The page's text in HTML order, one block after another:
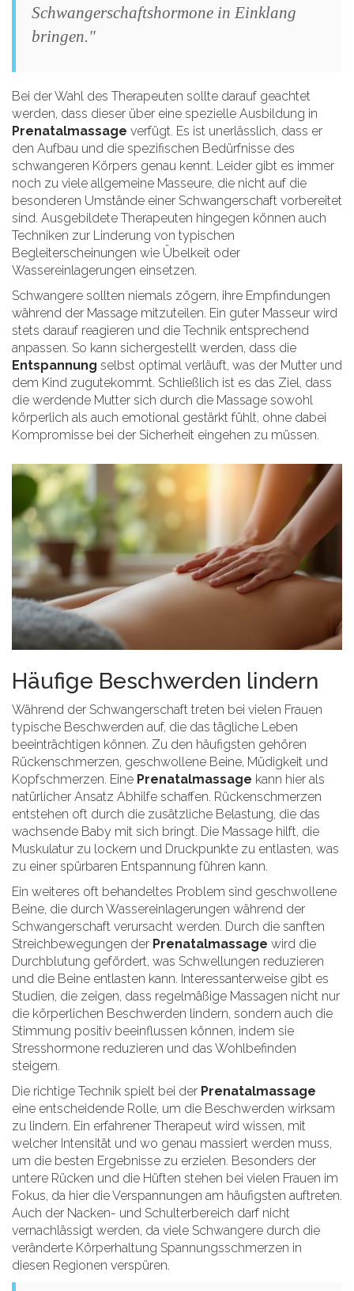
Schwangerschaftshormone in Einklang
bringen."
Bei der Wahl des Therapeuten sollte darauf geachtet
werden, dass dieser über eine spezielle Ausbildung in
Prenatalmassage verfügt. Es ist unerlässlich, dass er
den Aufbau und die spezifischen Bedürfnisse des
schwangeren Körpers genau kennt. Leider gibt es immer
noch zu viele allgemeine Masseure, die nicht auf die
besonderen Umstände einer Schwangerschaft vorbereitet
sind. Ausgebildete Therapeuten hingegen können auch
Techniken zur Linderung von typischen
Begleiterscheinungen wie Übelkeit oder
Wassereinlagerungen einsetzen.
Schwangere sollten niemals zögern, ihre Empfindungen
während der Massage mitzuteilen. Ein guter Masseur wird
stets darauf reagieren und die Technik entsprechend
anpassen. So kann sichergestellt werden, dass die
Entspannung selbst optimal verläuft, was der Mutter und
dem Kind zugutekommt. Schließlich ist es das Ziel, dass
die werdende Mutter sich durch die Massage sowohl
körperlich als auch emotional gestärkt fühlt, ohne dabei
Kompromisse bei der Sicherheit eingehen zu müssen.
Häufige Beschwerden lindern
Während der Schwangerschaft treten bei vielen Frauen
typische Beschwerden auf, die das tägliche Leben
beeinträchtigen können. Zu den häufigsten gehören
Rückenschmerzen, geschwollene Beine, Müdigkeit und
Kopfschmerzen. Eine Prenatalmassage kann hier als
natürlicher Ansatz Abhilfe schaffen. Rückenschmerzen
entstehen oft durch die zusätzliche Belastung, die das
wachsende Baby mit sich bringt. Die Massage hilft, die
Muskulatur zu lockern und Druckpunkte zu entlasten, was
zu einer spürbaren Entspannung führen kann.
Ein weiteres oft behandeltes Problem sind geschwollene
Beine, die durch Wassereinlagerungen während der
Schwangerschaft verursacht werden. Durch die sanften
Streichbewegungen der Prenatalmassage wird die
Durchblutung gefördert, was Schwellungen reduzieren
und die Beine entlasten kann. Interessanterweise gibt es
Studien, die zeigen, dass regelmäßige Massagen nicht nur
die körperlichen Beschwerden lindern, sondern auch die
Stimmung positiv beeinflussen können, indem sie
Stresshormone reduzieren und das Wohlbefinden
steigern.
Die richtige Technik spielt bei der Prenatalmassage
eine entscheidende Rolle, um die Beschwerden wirksam
zu lindern. Ein erfahrener Therapeut wird wissen, mit
welcher Intensität und wo genau massiert werden muss,
um die besten Ergebnisse zu erzielen. Besonders der
untere Rücken und die Hüften stehen bei vielen Frauen im
Fokus, da hier die Verspannungen am häufigsten auftreten.
Auch der Nacken- und Schulterbereich darf nicht
vernachlässigt werden, da viele Schwangere durch die
veränderte Körperhaltung Spannungsschmerzen in
diesen Regionen verspüren.